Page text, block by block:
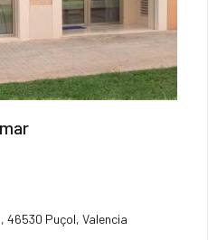
46530 Puçol, Valencia